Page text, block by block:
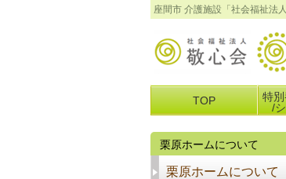
座間市 介護施設「社会福祉
TOP
特
/
栗原ホームについて
栗原ホームについて